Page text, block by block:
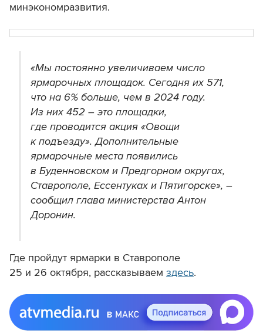
минэкономразвития.
«Мы постоянно увеличиваем число
ярмарочных площадок. Сегодня их 571,
что на 6% больше, чем в 2024 году.
Из них 452 – это площадки,
где проводится акция «Овощи
к подъезду». Дополнительные
ярмарочные места появились
в Буденновском и Предгорном округах,
Ставрополе, Ессентуках и Пятигорске», –
сообщил глава министерства Антон
Доронин.
Где пройдут ярмарки в Ставрополе
25 и 26 октября, рассказываем здесь.